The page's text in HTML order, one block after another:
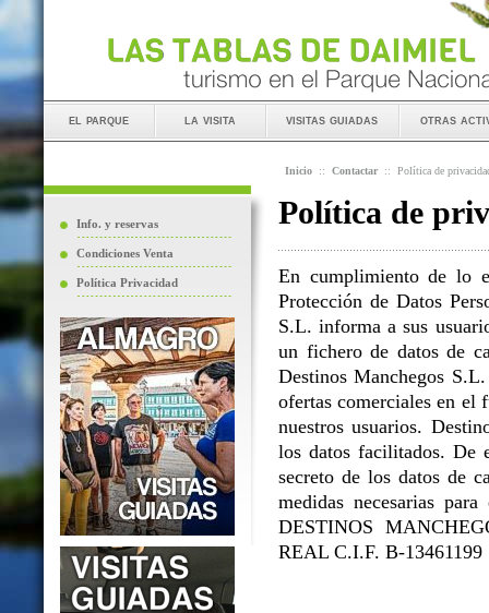
el parque la visita visitas guiadas otras
Info. y reservas
Condiciones Venta
Política Privacidad
Inicio :: Contactar :: Política de
Política de
En cumplimiento de lo
Protección de Datos
S.L. informa a sus
un fichero de datos de
Destinos Manchegos
ofertas comerciales en el
nuestros usuarios.
los datos facilitados. De
secreto de los datos de
medidas necesarias
DESTINOS
REAL C.I.F. B-13461199